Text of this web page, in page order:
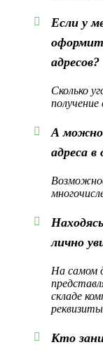
Если у
адресов?
Сколько
А можно
адреса
лично
На самом
складе
Кто